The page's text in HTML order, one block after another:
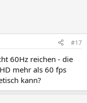
#17
60Hz reichen - die
mehr als 60 fps
kann?